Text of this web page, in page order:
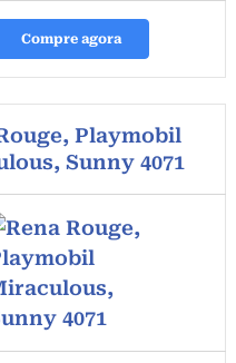
Compre agora
Playmobil
Sunny 4071